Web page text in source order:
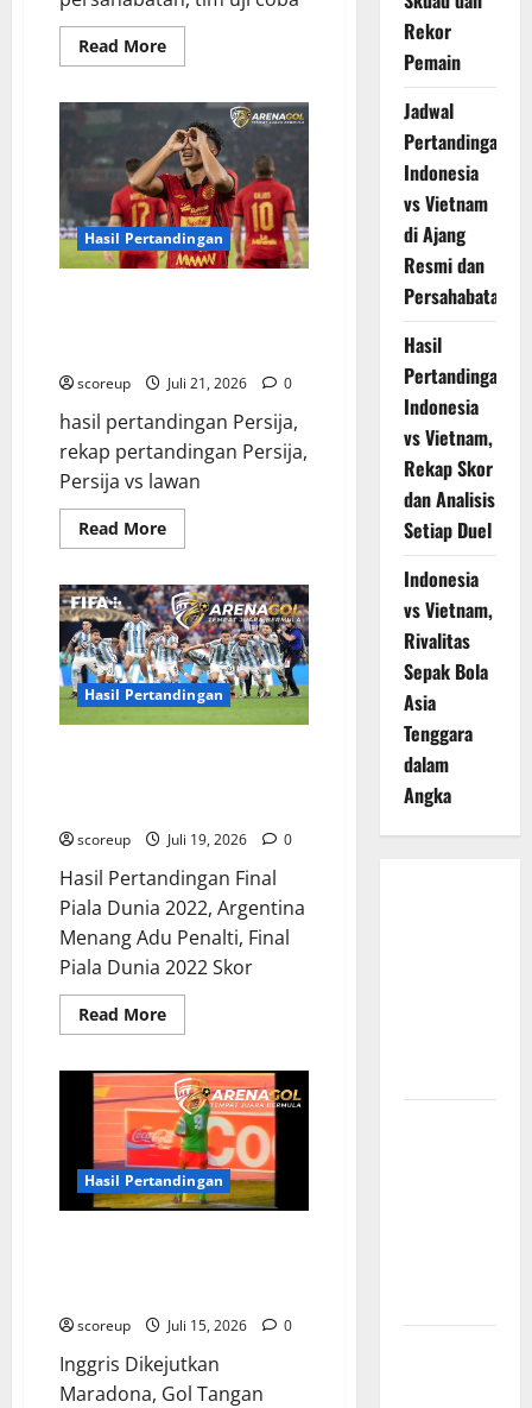
Read MoreRead
more
Pertandingan
Uji
Coba
Tim
Peserta
Piala
Presiden
2026
Berakhir
Imbang
Hasil Pertandingan
scoreup Juli 21, 2026 0
hasil pertandingan Persija,
rekap pertandingan Persija,
Persija vs lawan
Read MoreRead
more
Jakarta
Hasil
Pertandingan
Terbaru
di
Liga
1
2025
Hasil Pertandingan
scoreup Juli 19, 2026 0
Hasil Pertandingan Final
Piala Dunia 2022, Argentina
Menang Adu Penalti, Final
Piala Dunia 2022 Skor
Read MoreRead
more
Pertandingan
Final
Piala
Dunia
2022
Argentina
Menang
Adu
Penalti
Hasil Pertandingan
scoreup Juli 15, 2026 0
Inggris Dikejutkan
Maradona, Gol Tangan
Rekor
Pemain
Jadwal
Pertandingan
Indonesia
vs Vietnam
di Ajang
Resmi dan
Persahabatan
Hasil
Pertandingan
Indonesia
vs Vietnam,
Rekap Skor
dan Analisis
Setiap Duel
Indonesia
vs Vietnam,
Rivalitas
Sepak Bola
Asia
Tenggara
dalam
Angka